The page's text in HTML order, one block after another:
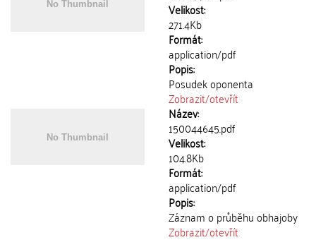
Velikost:
271.4Kb
Formát:
application/pdf
Popis:
Posudek oponenta
Zobrazit/otevřít
Název:
150044645.pdf
Velikost:
104.8Kb
Formát:
application/pdf
Popis:
Záznam o průběhu obhajoby
Zobrazit/otevřít